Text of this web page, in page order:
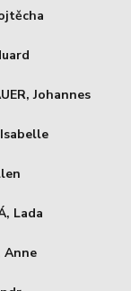
Johannes
Lada
Anne